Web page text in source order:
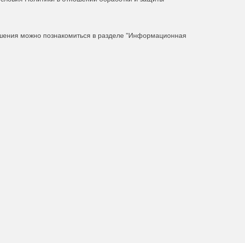
можно познакомиться в разделе "Информационная